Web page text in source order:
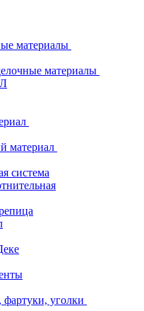
материалы
материалы
материал
система
уголки